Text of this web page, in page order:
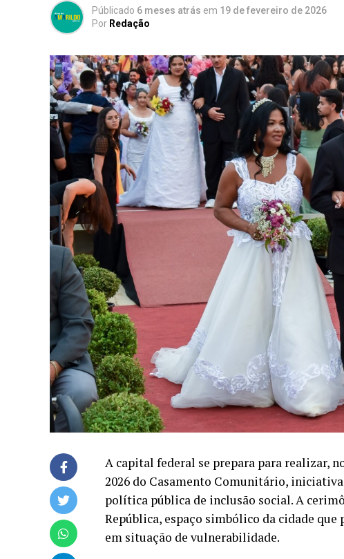
Públicado 6 meses atrás em 19 de fevereiro de 2026
Por Redação
A capital federal se prepara para realizar,
2026 do Casamento Comunitário,
política pública de inclusão social. A
República, espaço simbólico da cidade
em situação de vulnerabilidade.